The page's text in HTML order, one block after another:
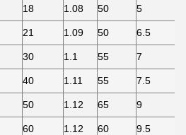
18 1.08 50 5
21 1.09 50 6.5
30 1.1 55 7
40 1.11 55 7.5
50 1.12 65 9
60 1.12 60 9.5